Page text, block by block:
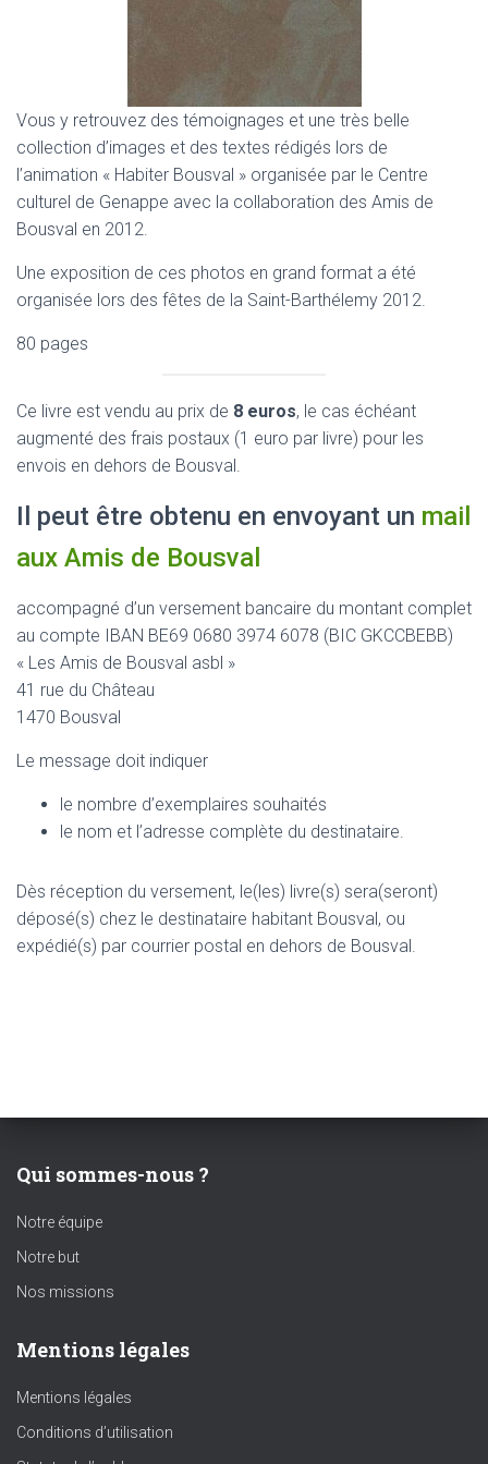
Vous y retrouvez des témoignages et une très belle
collection d’images et des textes rédigés lors de
l’animation « Habiter Bousval » organisée par le Centre
culturel de Genappe avec la collaboration des Amis de
Bousval en 2012.
Une exposition de ces photos en grand format a été
organisée lors des fêtes de la Saint-Barthélemy 2012.
80 pages
Ce livre est vendu au prix de 8 euros, le cas échéant
augmenté des frais postaux (1 euro par livre) pour les
envois en dehors de Bousval.
Il peut être obtenu en envoyant un mail
aux Amis de Bousval
accompagné d’un versement bancaire du montant complet
au compte IBAN BE69 0680 3974 6078 (BIC GKCCBEBB)
« Les Amis de Bousval asbl »
41 rue du Château
1470 Bousval
Le message doit indiquer
le nombre d’exemplaires souhaités
le nom et l’adresse complète du destinataire.
Dès réception du versement, le(les) livre(s) sera(seront)
déposé(s) chez le destinataire habitant Bousval, ou
expédié(s) par courrier postal en dehors de Bousval.
Qui sommes-nous ?
Notre équipe
Notre but
Nos missions
Mentions légales
Mentions légales
Conditions d’utilisation